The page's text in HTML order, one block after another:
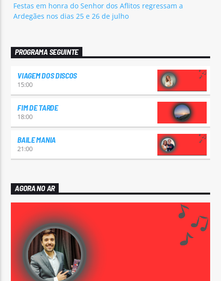
Festas em honra do Senhor dos Aflitos regressam a
Ardegães nos dias 25 e 26 de julho
PROGRAMA SEGUINTE
VIAGEM DOS DISCOS
15:00
FIM DE TARDE
18:00
BAILE MANIA
21:00
AGORA NO AR